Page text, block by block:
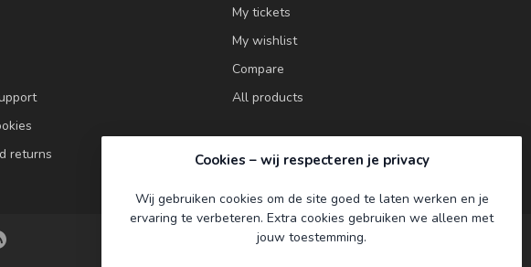
returns
My tickets
My wishlist
Compare
All products
Cookies – wij respecteren je privacy
Wij gebruiken cookies om de site goed te laten werken en je
ervaring te verbeteren. Extra cookies gebruiken we alleen met
jouw toestemming.